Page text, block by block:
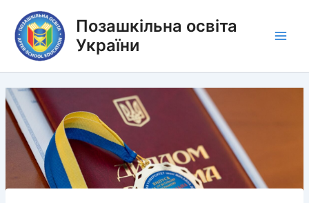
вмісту
Позашкільна освіта
України